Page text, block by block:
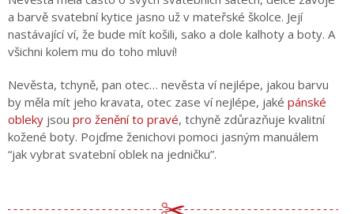
a barvě svatební kytice jasno už v mateřské školce. Její
nastávající ví, že bude mít košili, sako a dole kalhoty a boty. A
všichni kolem mu do toho mluví!
Nevěsta, tchyně, pan otec… nevěsta ví nejlépe, jakou barvu
by měla mít jeho kravata, otec zase ví nejlépe, jaké pánské
obleky jsou pro ženění to pravé, tchyně zdůrazňuje kvalitní
kožené boty. Pojďme ženichovi pomoci jasným manuálem
“jak vybrat svatební oblek na jedničku”.